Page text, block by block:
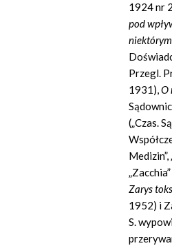
1924 nr
pod
Przegl.
1931),O
(„Czas.
Zarys
1952) i
S.